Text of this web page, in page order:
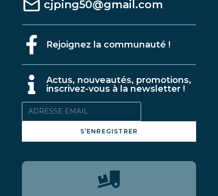
cjping50@gmail.com
Rejoignez la communauté !
Actus, nouveautés, promotions,
inscrivez-vous à la newsletter !
S’ENREGISTRER